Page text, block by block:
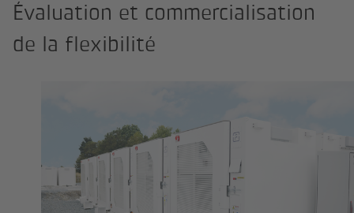
Évaluation et commercialisation
de la flexibilité